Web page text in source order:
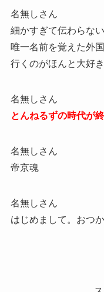
名無しさん
細かすぎて伝わらな
唯一名前を覚えた外
行くのがほんと大好き
名無しさん
とんねるずの時代が
名無しさん
帝京魂
名無しさん
はじめまして。おつ